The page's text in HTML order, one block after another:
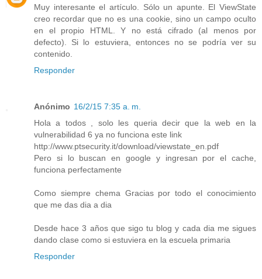
Muy interesante el artículo. Sólo un apunte. El ViewState
creo recordar que no es una cookie, sino un campo oculto
en el propio HTML. Y no está cifrado (al menos por
defecto). Si lo estuviera, entonces no se podría ver su
contenido.
Responder
Anónimo 16/2/15 7:35 a. m.
Hola a todos , solo les queria decir que la web en la
vulnerabilidad 6 ya no funciona este link
http://www.ptsecurity.it/download/viewstate_en.pdf
Pero si lo buscan en google y ingresan por el cache,
funciona perfectamente
Como siempre chema Gracias por todo el conocimiento
que me das dia a dia
Desde hace 3 años que sigo tu blog y cada dia me sigues
dando clase como si estuviera en la escuela primaria
Responder